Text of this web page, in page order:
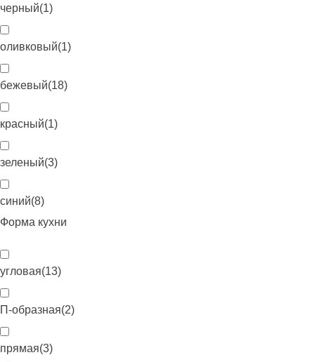
черный(1)
оливковый(1)
бежевый(18)
красный(1)
зеленый(3)
синий(8)
Форма кухни
угловая(13)
П-образная(2)
прямая(3)